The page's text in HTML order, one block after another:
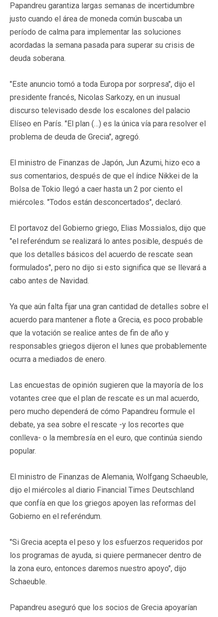
Papandreu garantiza largas semanas de incertidumbre
justo cuando el área de moneda común buscaba un
período de calma para implementar las soluciones
acordadas la semana pasada para superar su crisis de
deuda soberana.
"Este anuncio tomó a toda Europa por sorpresa", dijo el
presidente francés, Nicolas Sarkozy, en un inusual
discurso televisado desde los escalones del palacio
Elíseo en París. "El plan (…) es la única vía para resolver el
problema de deuda de Grecia", agregó.
El ministro de Finanzas de Japón, Jun Azumi, hizo eco a
sus comentarios, después de que el índice Nikkei de la
Bolsa de Tokio llegó a caer hasta un 2 por ciento el
miércoles. "Todos están desconcertados", declaró.
El portavoz del Gobierno griego, Elias Mossialos, dijo que
"el referéndum se realizará lo antes posible, después de
que los detalles básicos del acuerdo de rescate sean
formulados", pero no dijo si esto significa que se llevará a
cabo antes de Navidad.
Ya que aún falta fijar una gran cantidad de detalles sobre el
acuerdo para mantener a flote a Grecia, es poco probable
que la votación se realice antes de fin de año y
responsables griegos dijeron el lunes que probablemente
ocurra a mediados de enero.
Las encuestas de opinión sugieren que la mayoría de los
votantes cree que el plan de rescate es un mal acuerdo,
pero mucho dependerá de cómo Papandreu formule el
debate, ya sea sobre el rescate -y los recortes que
conlleva- o la membresía en el euro, que continúa siendo
popular.
El ministro de Finanzas de Alemania, Wolfgang Schaeuble,
dijo el miércoles al diario Financial Times Deutschland
que confía en que los griegos apoyen las reformas del
Gobierno en el referéndum.
"Si Grecia acepta el peso y los esfuerzos requeridos por
los programas de ayuda, si quiere permanecer dentro de
la zona euro, entonces daremos nuestro apoyo", dijo
Schaeuble.
Papandreu aseguró que los socios de Grecia apoyarían